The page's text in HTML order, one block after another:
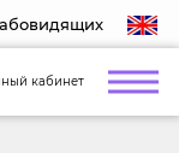
кабинет